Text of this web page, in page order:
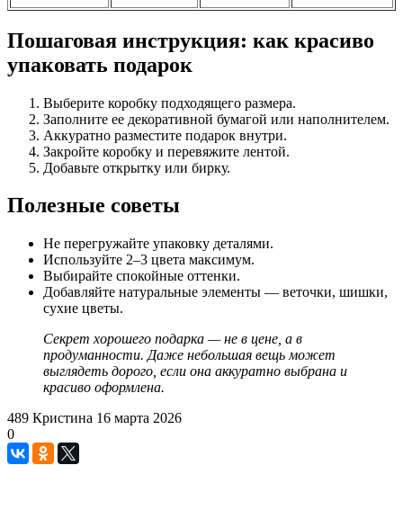
Пошаговая инструкция: как красиво
упаковать подарок
Выберите коробку подходящего размера.
Заполните ее декоративной бумагой или наполнителем.
Аккуратно разместите подарок внутри.
Закройте коробку и перевяжите лентой.
Добавьте открытку или бирку.
Полезные советы
Не перегружайте упаковку деталями.
Используйте 2–3 цвета максимум.
Выбирайте спокойные оттенки.
Добавляйте натуральные элементы — веточки, шишки,
сухие цветы.
Секрет хорошего подарка — не в цене, а в
продуманности. Даже небольшая вещь может
выглядеть дорого, если она аккуратно выбрана и
красиво оформлена.
489 Кристина 16 марта 2026
0